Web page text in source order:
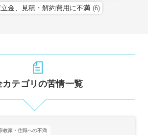
立金、見積・解約費用に不満 (6)
カテゴリの苦情一覧
教家・住職への不満